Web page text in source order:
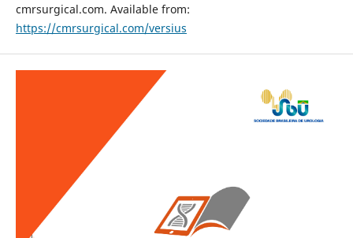
cmrsurgical.com. Available from:
https://cmrsurgical.com/versius